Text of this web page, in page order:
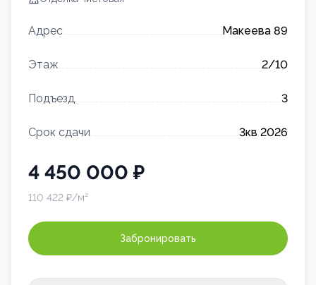
Адрес Макеева 89
Этаж 2/10
Подъезд 3
Срок сдачи 3кв 2026
4 450 000 ₽
110 422 ₽/м²
Забронировать